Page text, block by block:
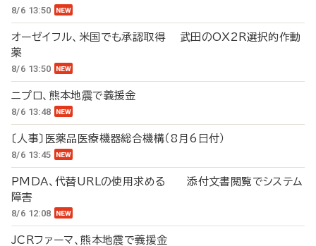
8/6 13:50
オーゼイフル、米国でも承認取得 武田のOX2R選択的作動
薬
8/6 13:50
ニプロ、熊本地震で義援金
8/6 13:48
〔人事〕医薬品医療機器総合機構（8月6日付）
8/6 13:45
PMDA、代替URLの使用求める 添付文書閲覧でシステム
障害
8/6 12:08
JCRファーマ、熊本地震で義援金